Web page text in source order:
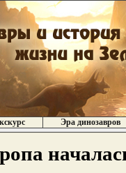
Эра динозавров